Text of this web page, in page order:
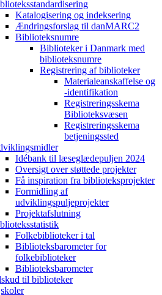
Katalogisering og indeksering
Ændringsforslag til danMARC2
Biblioteksnumre
Biblioteker i Danmark med
biblioteksnumre
Registrering af biblioteker
Materialeanskaffelse og
-identifikation
Registreringsskema
Biblioteksvæsen
Registreringsskema
betjeningssted
Idébank til læseglædepuljen 2024
Oversigt over støttede projekter
Få inspiration fra biblioteksprojekter
Formidling af
udviklingspuljeprojekter
Projektafslutning
Folkebiblioteker i tal
Biblioteksbarometer for
folkebiblioteker
Biblioteksbarometer
til biblioteker